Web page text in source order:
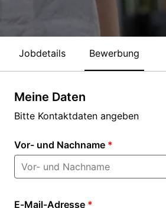
Jobdetails Bewerbung
Meine Daten
Bitte Kontaktdaten angeben
Vor- und Nachname *
E-Mail-Adresse *